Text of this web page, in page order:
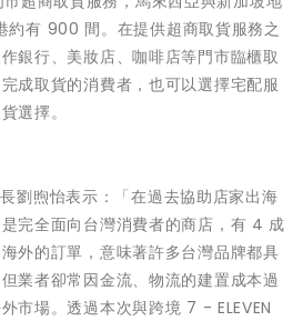
約有 900 間。在提供超商取貨服務之
銀行、美妝店、咖啡店等門市臨櫃取
成取貨的消費者，也可以選擇宅配服
選擇。
劉煦怡表示：「在過去協助店家出海
完全面向台灣消費者的商店，有 4 成
外的訂單，意味著許多台灣品牌都具
業者卻常因金流、物流的建置成本過
市場。透過本次與跨境 7 - ELEVEN